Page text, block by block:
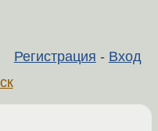
Регистрация - Вход